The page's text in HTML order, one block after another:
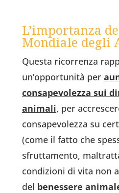
L’importanza
Mondiale degli
Questa ricorrenza
un’opportunità per
consapevolezza sui
animali, per
consapevolezza su
(come il fatto che
sfruttamento,
condizioni di vita non
del benessere